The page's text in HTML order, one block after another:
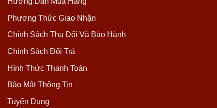
Phương Thức Giao Nhận
Chính Sách Thu Đổi Và Bảo Hành
Chính Sách Đổi Trả
Hình Thức Thanh Toán
Bảo Mật Thông Tin
Tuyển Dụng